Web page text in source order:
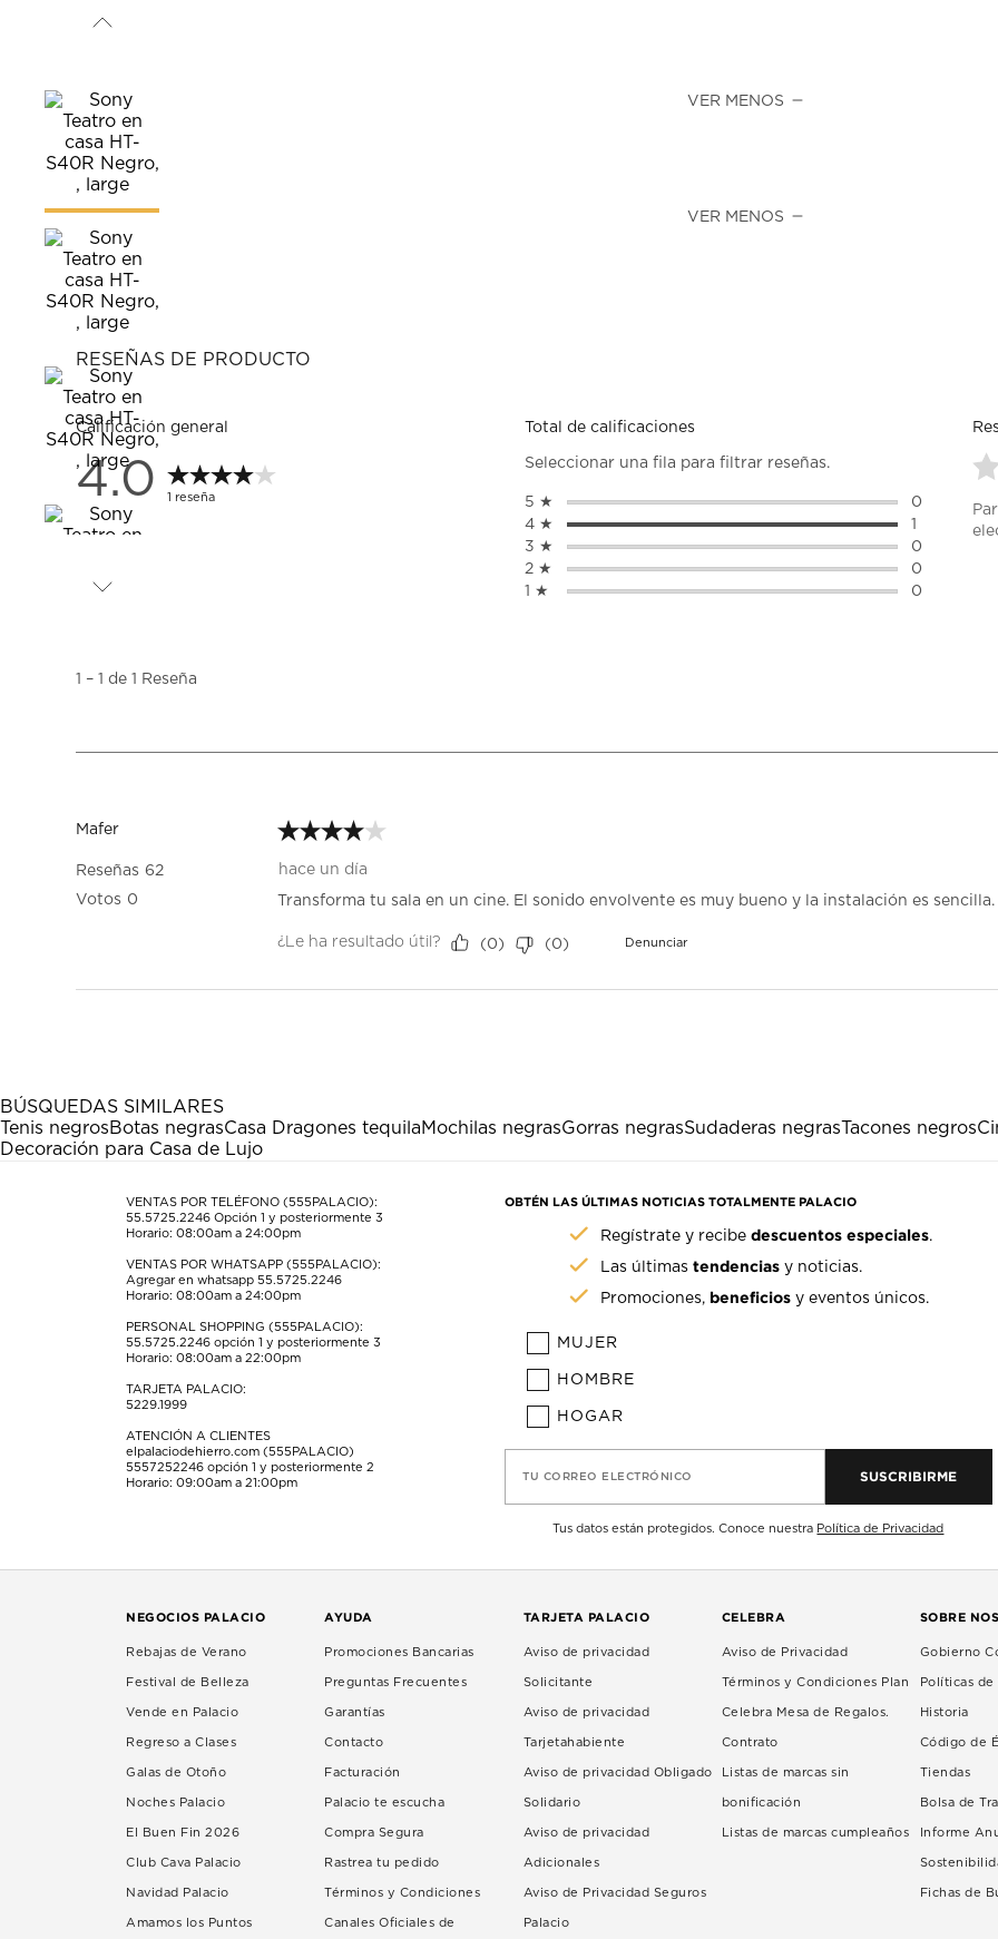
VER MENOS
VER MENOS
RESEÑAS DE PRODUCTO
Total de calificaciones
Seleccionar una fila para filtrar reseñas.
5 ★ estrellas
0
0 reseñas
4 ★ estrellas
1
1 reseña
3 ★ estrellas
0
0 reseñas
2 ★ estrellas
0
0 reseñas
1 ★ estrellas
0
Calificación general
4.0 1 reseña
de
1 – 1 de 1 Reseña
Mafer
Reseñas 62
Votos 0
4 de 5 estrellas.
hace un día
Transforma tu sala en un cine. El sonido envolvente es muy bueno y la instalación es
¿Le ha resultado útil? (0) (0) Denunciar
BÚSQUEDAS SIMILARES
Tenis negrosBotas negrasCasa Dragones tequilaMochilas negrasGorras negrasSudaderas negrasTacones negros
Decoración para Casa de Lujo
VENTAS POR TELÉFONO (555PALACIO):
55.5725.2246 Opción 1 y posteriormente 3
Horario: 08:00am a 24:00pm
VENTAS POR WHATSAPP (555PALACIO):
Agregar en whatsapp 55.5725.2246
Horario: 08:00am a 24:00pm
PERSONAL SHOPPING (555PALACIO):
55.5725.2246 opción 1 y posteriormente 3
Horario: 08:00am a 22:00pm
TARJETA PALACIO:
5229.1999
ATENCIÓN A CLIENTES
elpalaciodehierro.com (555PALACIO)
5557252246 opción 1 y posteriormente 2
Horario: 09:00am a 21:00pm
OBTÉN LAS ÚLTIMAS NOTICIAS TOTALMENTE PALACIO
Regístrate y recibedescuentos especiales.
Las últimastendencias y noticias.
Promociones, beneficios y eventos únicos.
MUJER
HOMBRE
HOGAR
TU CORREO ELECTRÓNICO SUSCRIBIRME
Tus datos están protegidos. Conoce nuestra Política de Privacidad
NEGOCIOS PALACIO
Rebajas de Verano
Festival de Belleza
Vende en Palacio
Regreso a Clases
Galas de Otoño
Noches Palacio
El Buen Fin 2026
Club Cava Palacio
Navidad Palacio
Amamos los Puntos
AYUDA
Promociones Bancarias
Preguntas Frecuentes
Garantías
Contacto
Facturación
Palacio te escucha
Compra Segura
Rastrea tu pedido
Términos y Condiciones
Canales Oficiales de
TARJETA PALACIO
Aviso de privacidad
Solicitante
Aviso de privacidad
Tarjetahabiente
Aviso de privacidad Obligado
Solidario
Aviso de privacidad
Adicionales
Aviso de Privacidad Seguros
Palacio
CELEBRA
Aviso de Privacidad
Términos y Condiciones Plan
Celebra Mesa de Regalos.
Contrato
Listas de marcas sin
bonificación
Listas de marcas cumpleaños
SOBRE
Gobierno
Políticas
Historia
Código de
Tiendas
Bolsa de
Informe
Fichas de